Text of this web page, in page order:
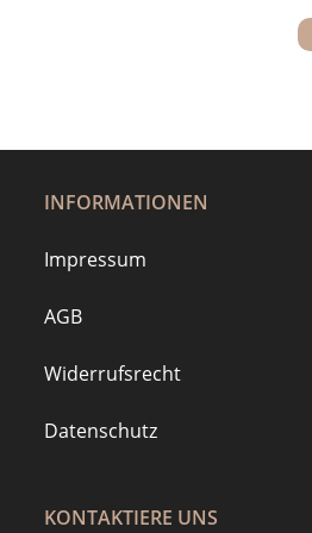
INFORMATIONEN
Impressum
AGB
Widerrufsrecht
Datenschutz
KONTAKTIERE UNS